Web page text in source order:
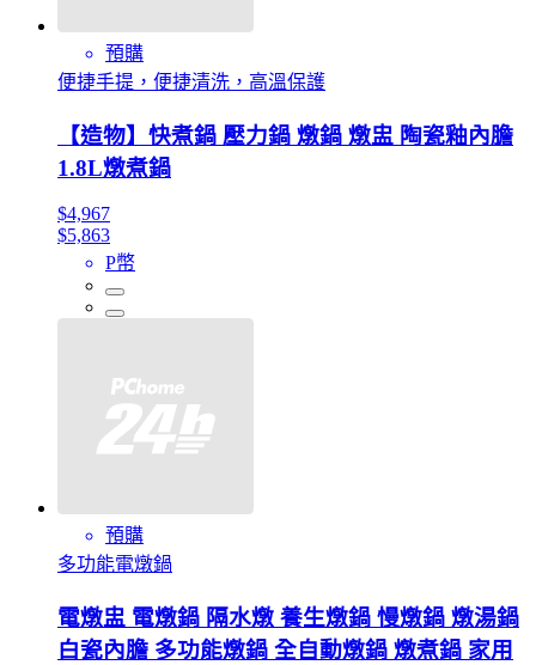
預購
便捷手提，便捷清洗，高溫保護
【造物】快煮鍋 壓力鍋 燉鍋 燉盅 陶瓷釉內膽
1.8L燉煮鍋
$4,967
$5,863
P幣
預購
多功能電燉鍋
電燉盅 電燉鍋 隔水燉 養生燉鍋 慢燉鍋 燉湯鍋
白瓷內膽 多功能燉鍋 全自動燉鍋 燉煮鍋 家用